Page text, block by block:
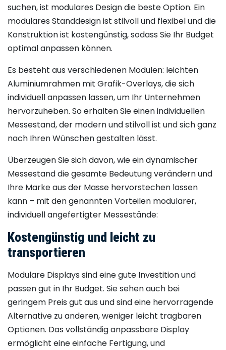
suchen, ist modulares Design die beste Option. Ein
modulares Standdesign ist stilvoll und flexibel und die
Konstruktion ist kostengünstig, sodass Sie Ihr Budget
optimal anpassen können.
Es besteht aus verschiedenen Modulen: leichten
Aluminiumrahmen mit Grafik-Overlays, die sich
individuell anpassen lassen, um Ihr Unternehmen
hervorzuheben. So erhalten Sie einen individuellen
Messestand, der modern und stilvoll ist und sich ganz
nach Ihren Wünschen gestalten lässt.
Überzeugen Sie sich davon, wie ein dynamischer
Messestand die gesamte Bedeutung verändern und
Ihre Marke aus der Masse hervorstechen lassen
kann – mit den genannten Vorteilen modularer,
individuell angefertigter Messestände:
Kostengünstig und leicht zu
transportieren
Modulare Displays sind eine gute Investition und
passen gut in Ihr Budget. Sie sehen auch bei
geringem Preis gut aus und sind eine hervorragende
Alternative zu anderen, weniger leicht tragbaren
Optionen. Das vollständig anpassbare Display
ermöglicht eine einfache Fertigung, und